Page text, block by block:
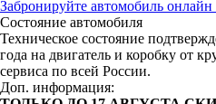
Забронируйте автомобиль онлайн
Состояние автомобиля
Техническое состояние
года на двигатель и коробку от
сервиса по всей России.
Доп. информация: